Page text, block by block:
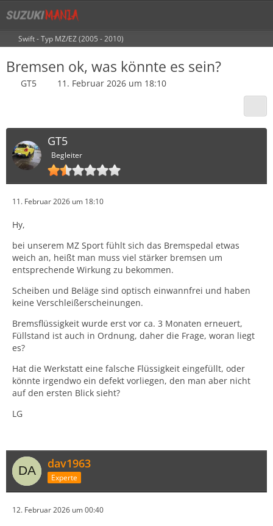
Swift - Typ MZ/EZ (2005 - 2010)
Bremsen ok, was könnte es sein?
GT5 11. Februar 2026 um 18:10
GT5
Begleiter
11. Februar 2026 um 18:10
Hy,
bei unserem MZ Sport fühlt sich das Bremspedal etwas
weich an, heißt man muss viel stärker bremsen um
entsprechende Wirkung zu bekommen.
Scheiben und Beläge sind optisch einwannfrei und haben
keine Verschleißerscheinungen.
Bremsflüssigkeit wurde erst vor ca. 3 Monaten erneuert,
Füllstand ist auch in Ordnung, daher die Frage, woran liegt
es?
Hat die Werkstatt eine falsche Flüssigkeit eingefüllt, oder
könnte irgendwo ein defekt vorliegen, den man aber nicht
auf den ersten Blick sieht?
LG
dav1963
Experte
12. Februar 2026 um 00:40